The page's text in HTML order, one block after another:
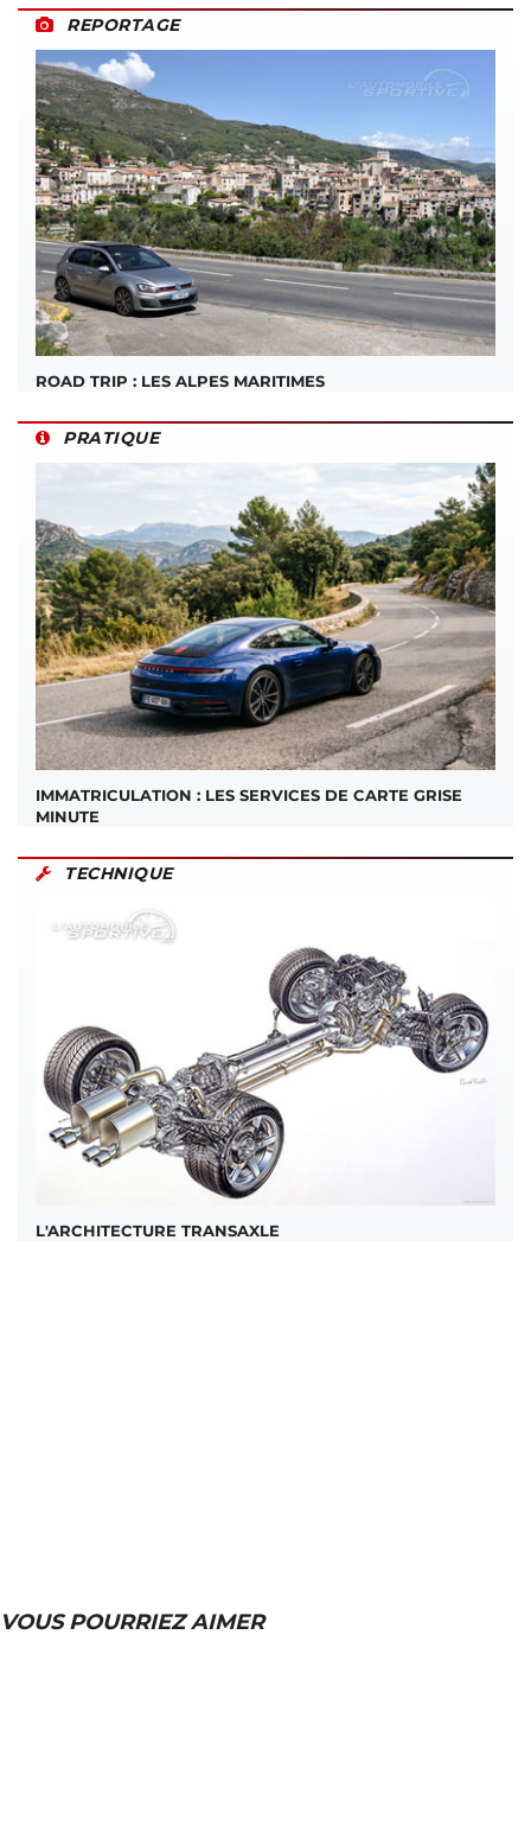
REPORTAGE
ROAD TRIP : LES ALPES MARITIMES
PRATIQUE
IMMATRICULATION : LES SERVICES DE CARTE GRISE
MINUTE
TECHNIQUE
L'ARCHITECTURE TRANSAXLE
VOUS POURRIEZ AIMER